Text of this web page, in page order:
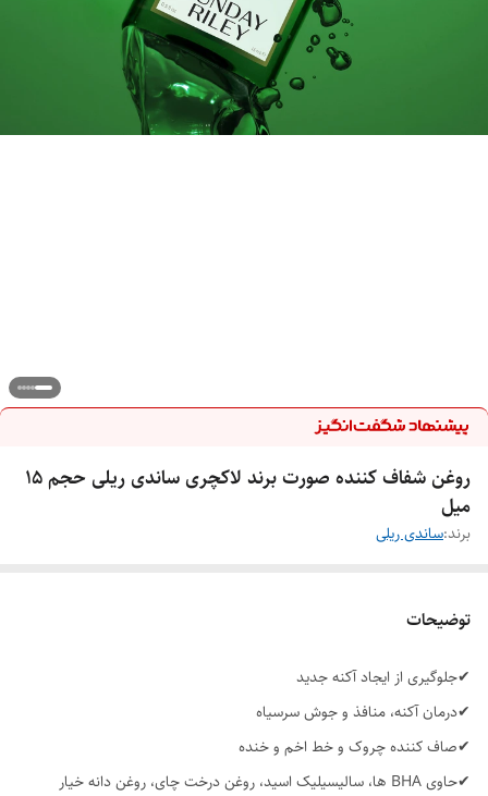
روغن شفاف کننده صورت برند لاکچری ساندی ریلی حجم ۱۵
میل
برند:ساندی ریلی
توضیحات
✔جلوگیری از ایجاد آکنه جدید
✔درمان آکنه، منافذ و جوش سرسیاه
✔صاف کننده چروک و خط اخم و خنده
✔حاوی BHA ها، سالیسیلیک اسید، روغن درخت چای، روغن دانه خیار